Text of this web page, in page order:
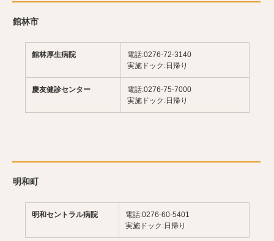
館林市
館林厚生病院
電話:0276-72-3140
実施ドック:日帰り
慶友健診センター
電話:0276-75-7000
実施ドック:日帰り
明和町
明和セントラル病院
電話:0276-60-5401
実施ドック:日帰り